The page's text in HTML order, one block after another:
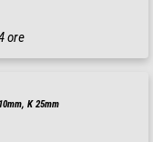
ore
K 25mm